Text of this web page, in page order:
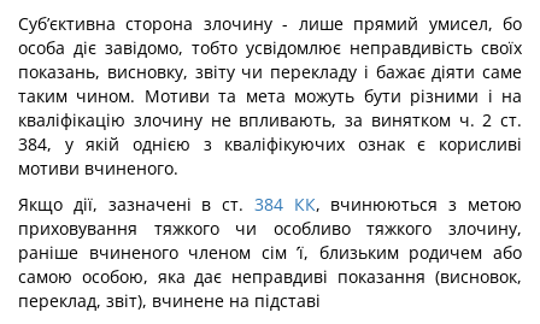
Суб’єктивна сторона злочину - лише прямий умисел, бо
особа діє завідомо, тобто усвідомлює неправдивість своїх
показань, висновку, звіту чи перекладу і бажає діяти саме
таким чином. Мотиви та мета можуть бути різними і на
кваліфікацію зло­чину не впливають, за винятком ч. 2 ст.
384, у якій однією з кваліфікуючих ознак є корисливі
мотиви вчиненого.
Якщо дії, зазначені в ст. 384 КК, вчинюються з метою
приховування тяжкого чи особливо тяжкого злочину,
раніше вчиненого членом сім ’ї, близьким родичем або
самою особою, яка дає неправдиві показання (висновок,
переклад, звіт), вчинене на підставі